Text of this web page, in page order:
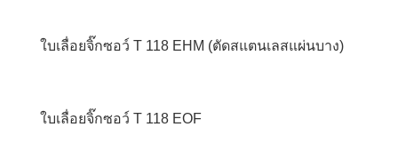
ใบเลื่อยจิ๊กซอว์ T 118 EHM (ตัดสแตนเลสแผ่นบาง)
ใบเลื่อยจิ๊กซอว์ T 118 EOF